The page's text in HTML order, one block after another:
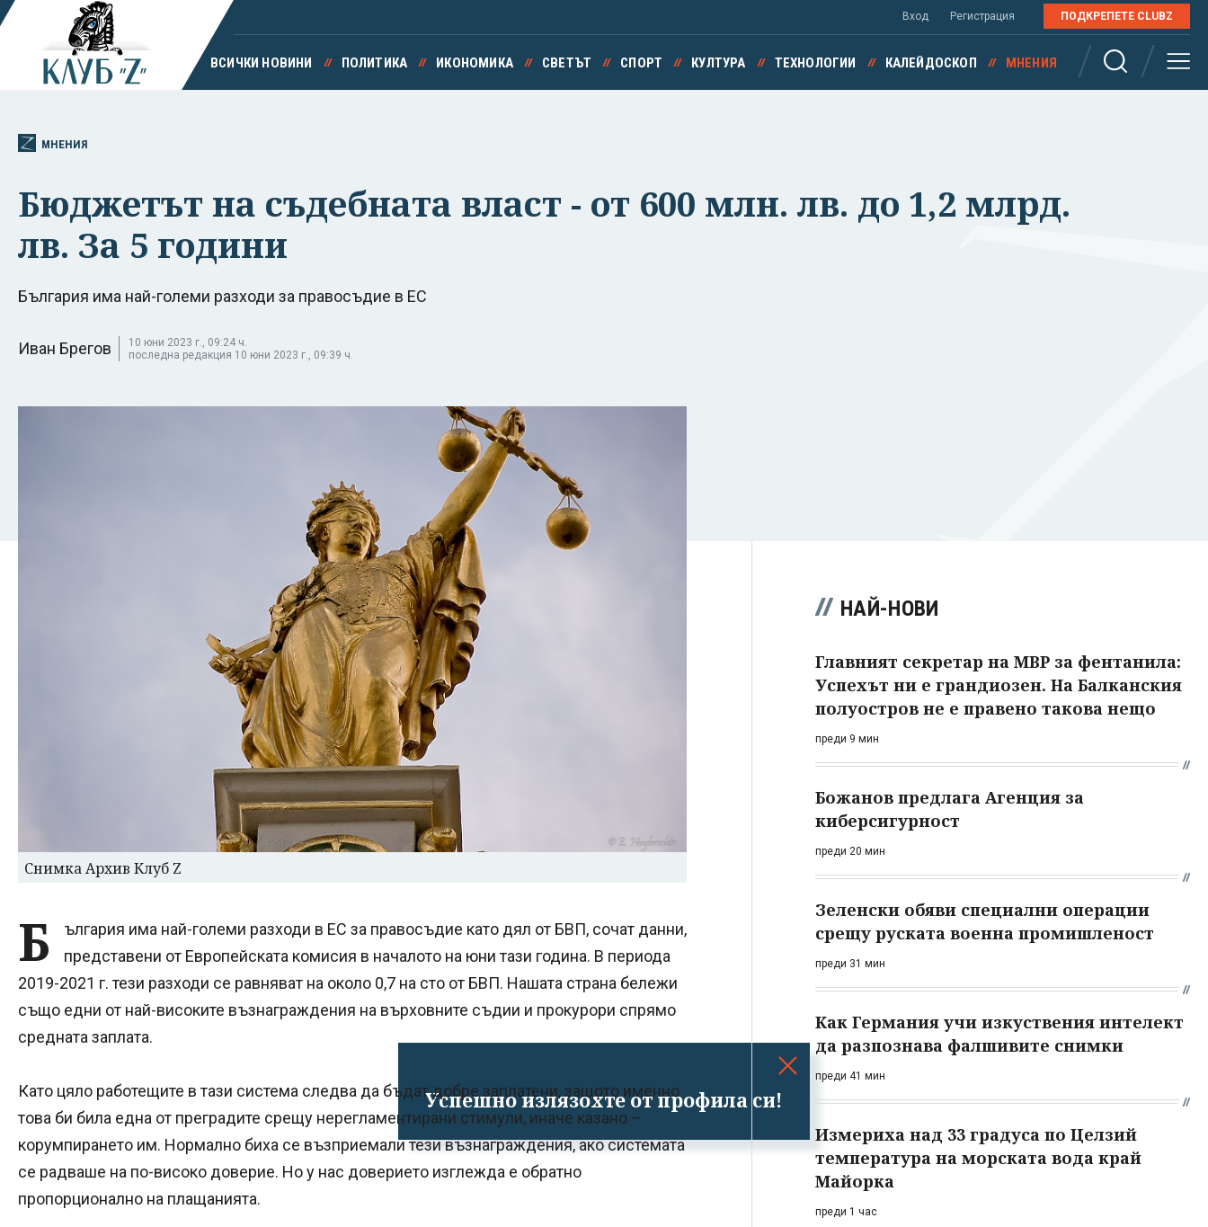
Успешно излязохте от профила си!
Вход Регистрация ПОДКРЕПЕТЕ CLUBZ
ВСИЧКИ НОВИНИ ПОЛИТИКА ИКОНОМИКА СВЕТЪТ СПОРТ КУЛТУРА ТЕХНОЛОГИИ КАЛЕЙДОСКОП МНЕНИЯ
МНЕНИЯ
Бюджетът на съдебната власт - от 600 млн. лв. до 1,2 млрд.
лв. За 5 години
България има най-големи разходи за правосъдие в ЕС
Иван Брегов
10 юни 2023 г., 09:24 ч.
последна редакция 10 юни 2023 г., 09:39 ч.
Снимка Архив Клуб Z
Б
ългария има най-големи разходи в ЕС за правосъдие като дял от БВП, сочат данни,
представени от Европейската комисия в началото на юни тази година. В периода
2019-2021 г. тези разходи се равняват на около 0,7 на сто от БВП. Нашата страна бележи
също едни от най-високите възнаграждения на върховните съдии и прокурори спрямо
средната заплата.
Като цяло работещите в тази система следва да бъдат добре заплатени, защото именно
това би била една от преградите срещу нерегламентирани стимули, иначе казано –
корумпирането им. Нормално биха се възприемали тези възнаграждения, ако системата
се радваше на по-високо доверие. Но у нас доверието изглежда е обратно
пропорционално на плащанията.
НАЙ-НОВИ
Главният секретар на МВР за фентанила:
Успехът ни е грандиозен. На Балканския
полуостров не е правено такова нещо
преди 9 мин
Божанов предлага Агенция за
киберсигурност
преди 20 мин
Зеленски обяви специални операции
срещу руската военна промишленост
преди 31 мин
Как Германия учи изкуствения интелект
да разпознава фалшивите снимки
преди 41 мин
Измериха над 33 градуса по Целзий
температура на морската вода край
Майорка
преди 1 час